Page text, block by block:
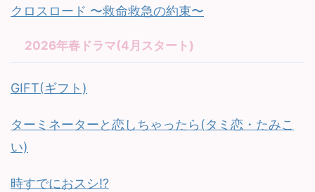
クロスロード 〜救命救急の約束〜
2026年春ドラマ(4月スタート)
GIFT(ギフト)
ターミネーターと恋しちゃったら(タミ恋・たみこ
い)
時すでにおスシ!?